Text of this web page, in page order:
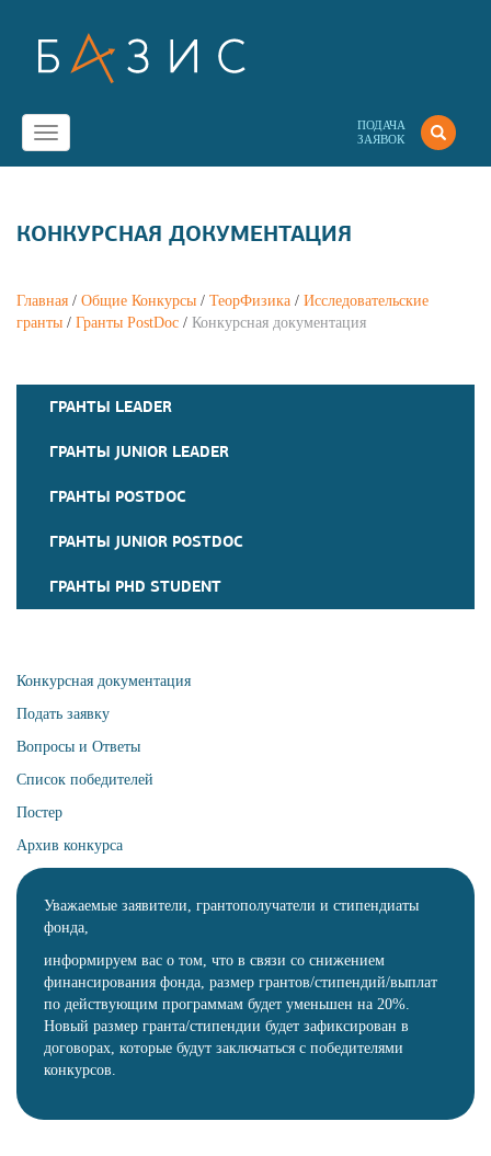
ПОДАЧА
ЗАЯВОК
Toggle
navigation
КОНКУРСНАЯ ДОКУМЕНТАЦИЯ
Главная / Общие Конкурсы / ТеорФизика / Исследовательские
гранты / Гранты PostDoc / Конкурсная документация
ГРАНТЫ LEADER
ГРАНТЫ JUNIOR LEADER
ГРАНТЫ POSTDOC
ГРАНТЫ JUNIOR POSTDOC
ГРАНТЫ PHD STUDENT
Конкурсная документация
Подать заявку
Вопросы и Ответы
Список победителей
Постер
Архив конкурса
Уважаемые заявители, грантополучатели и стипендиаты
фонда,
информируем вас о том, что в связи со снижением
финансирования фонда, размер грантов/стипендий/выплат
по действующим программам будет уменьшен на 20%.
Новый размер гранта/стипендии будет зафиксирован в
договорах, которые будут заключаться с победителями
конкурсов.